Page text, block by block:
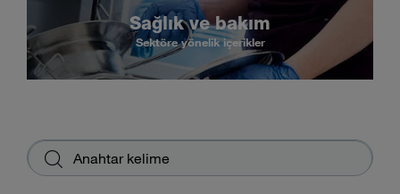
Sağlık ve bakım
Sektöre yönelik içerikler